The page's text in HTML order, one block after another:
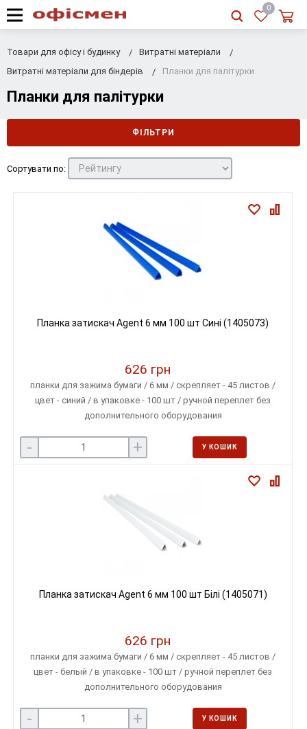
RU
0
Товари для офісу і будинку
Витратні матеріали
Витратні матеріали для біндерів
Планки для палітурки
Планки для палітурки
ФІЛЬТРИ
Сортувати по:
Планка затискач Agent 6 мм 100 шт Сині (1405073)
626 грн
планки для зажима бумаги / 6 мм / скрепляет - 45 листов /
цвет - синий / в упаковке - 100 шт / ручной переплет без
дополнительного оборудования
- + У КОШИК
Планка затискач Agent 6 мм 100 шт Білі (1405071)
626 грн
планки для зажима бумаги / 6 мм / скрепляет - 45 листов /
цвет - белый / в упаковке - 100 шт / ручной переплет без
дополнительного оборудования
- + У КОШИК